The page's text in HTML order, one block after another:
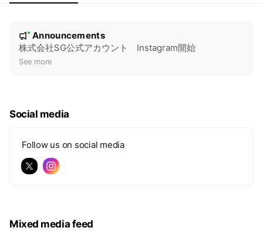
e
New
Announcements
株式会社SG公式アカウント Instagram開始
See more
Social media
Follow us on social media
Mixed media feed